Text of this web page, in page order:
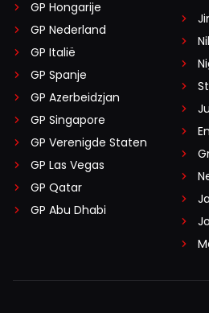
GP Hongarije
GP Nederland
GP Italië
GP Spanje
GP Azerbeidzjan
GP Singapore
GP Verenigde Staten
GP Las Vegas
GP Qatar
GP Abu Dhabi